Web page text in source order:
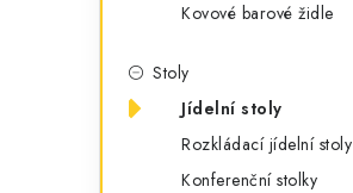
Kovové barové židle
Stoly
Jídelní stoly
Rozkládací jídelní stoly
Konferenční stolky